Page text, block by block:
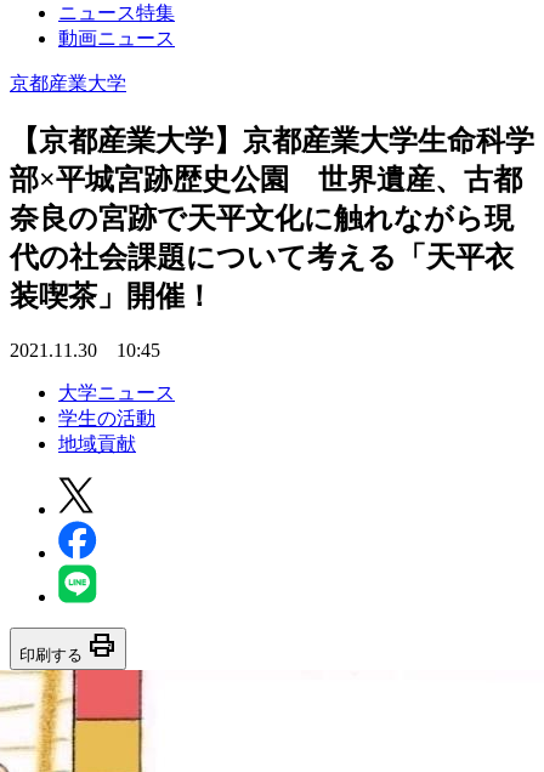
ニュース特集
動画ニュース
京都産業大学
【京都産業大学】京都産業大学生命科学
部×平城宮跡歴史公園 世界遺産、古都
奈良の宮跡で天平文化に触れながら現
代の社会課題について考える「天平衣
装喫茶」開催！
2021.11.30 10:45
大学ニュース
学生の活動
地域貢献
印刷する print